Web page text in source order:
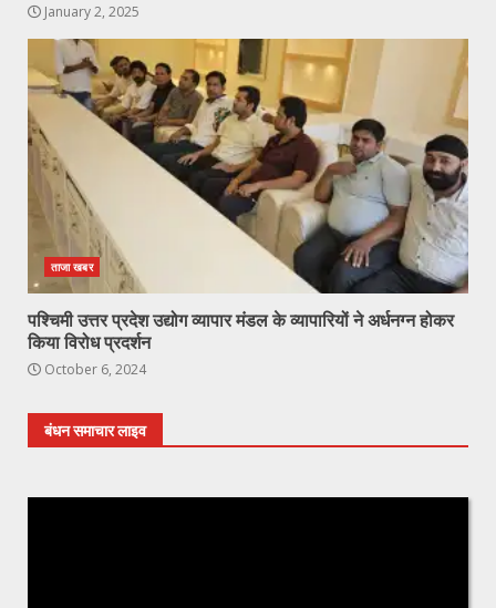
January 2, 2025
ताजा खबर
पश्चिमी उत्तर प्रदेश उद्योग व्यापार मंडल के व्यापारियों ने अर्धनग्न होकर
किया विरोध प्रदर्शन
October 6, 2024
बंधन समाचार लाइव